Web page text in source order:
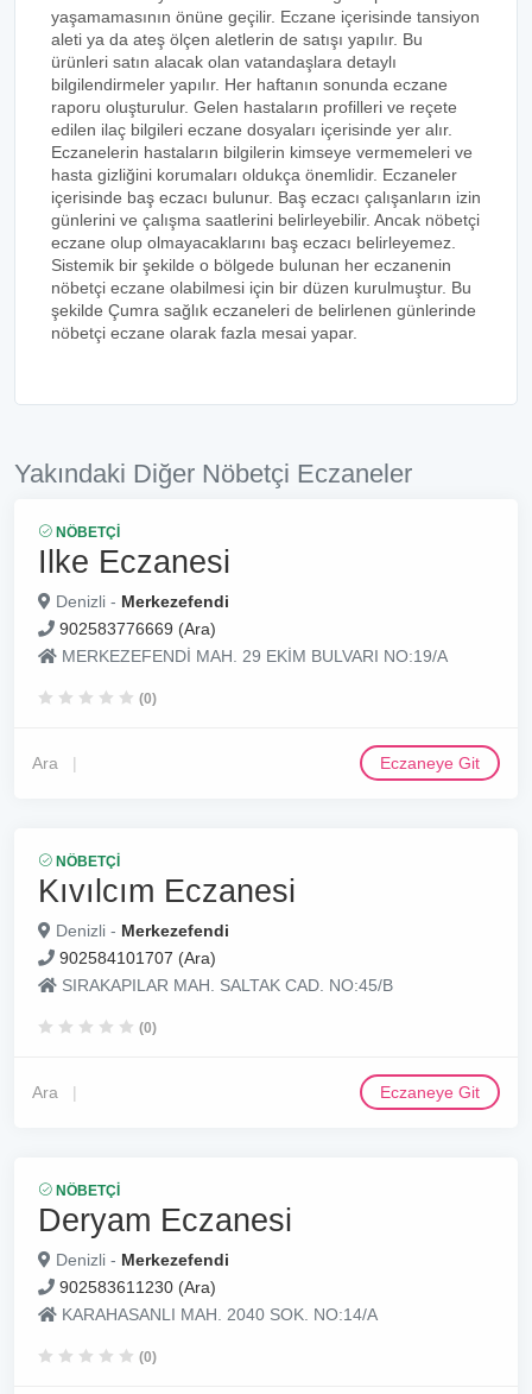
yaşamamasının önüne geçilir. Eczane içerisinde tansiyon
aleti ya da ateş ölçen aletlerin de satışı yapılır. Bu
ürünleri satın alacak olan vatandaşlara detaylı
bilgilendirmeler yapılır. Her haftanın sonunda eczane
raporu oluşturulur. Gelen hastaların profilleri ve reçete
edilen ilaç bilgileri eczane dosyaları içerisinde yer alır.
Eczanelerin hastaların bilgilerin kimseye vermemeleri ve
hasta gizliğini korumaları oldukça önemlidir. Eczaneler
içerisinde baş eczacı bulunur. Baş eczacı çalışanların izin
günlerini ve çalışma saatlerini belirleyebilir. Ancak nöbetçi
eczane olup olmayacaklarını baş eczacı belirleyemez.
Sistemik bir şekilde o bölgede bulunan her eczanenin
nöbetçi eczane olabilmesi için bir düzen kurulmuştur. Bu
şekilde Çumra sağlık eczaneleri de belirlenen günlerinde
nöbetçi eczane olarak fazla mesai yapar.
Yakındaki Diğer Nöbetçi Eczaneler
NÖBETÇI
Ilke Eczanesi
Denizli - Merkezefendi
902583776669 (Ara)
MERKEZEFENDİ MAH. 29 EKİM BULVARI NO:19/A
(0)
Ara Eczaneye Git
NÖBETÇI
Kıvılcım Eczanesi
Denizli - Merkezefendi
902584101707 (Ara)
SIRAKAPILAR MAH. SALTAK CAD. NO:45/B
(0)
Ara Eczaneye Git
NÖBETÇI
Deryam Eczanesi
Denizli - Merkezefendi
902583611230 (Ara)
KARAHASANLI MAH. 2040 SOK. NO:14/A
(0)